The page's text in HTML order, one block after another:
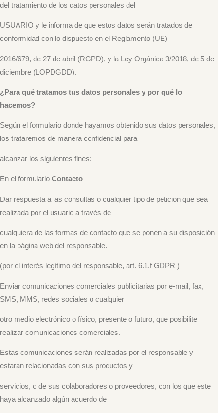
del tratamiento de los datos personales del
USUARIO y le informa de que estos datos serán tratados de
conformidad con lo dispuesto en el Reglamento (UE)
2016/679, de 27 de abril (RGPD), y la Ley Orgánica 3/2018, de 5 de
diciembre (LOPDGDD).
¿Para qué tratamos tus datos personales y por qué lo
hacemos?
Según el formulario donde hayamos obtenido sus datos personales,
los trataremos de manera confidencial para
alcanzar los siguientes fines:
En el formulario Contacto
Dar respuesta a las consultas o cualquier tipo de petición que sea
realizada por el usuario a través de
cualquiera de las formas de contacto que se ponen a su disposición
en la página web del responsable.
(por el interés legítimo del responsable, art. 6.1.f GDPR )
Enviar comunicaciones comerciales publicitarias por e-mail, fax,
SMS, MMS, redes sociales o cualquier
otro medio electrónico o físico, presente o futuro, que posibilite
realizar comunicaciones comerciales.
Estas comunicaciones serán realizadas por el responsable y
estarán relacionadas con sus productos y
servicios, o de sus colaboradores o proveedores, con los que este
haya alcanzado algún acuerdo de